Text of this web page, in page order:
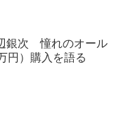
銀次 憧れのオール
円）購入を語る